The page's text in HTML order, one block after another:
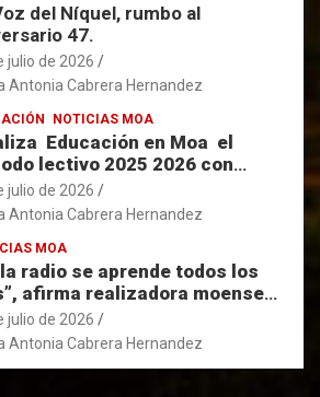
del Níquel, rumbo al
47.
julio de 2026
Antonia Cabrera Hernandez
NOTICIAS MOA
Educación en Moa el
lectivo 2025 2026 con
favorables.
julio de 2026
Antonia Cabrera Hernandez
MOA
la radio se aprende todos los
afirma realizadora moense
años de labor en la Voz del
julio de 2026
Antonia Cabrera Hernandez